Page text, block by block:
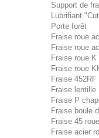
Support de
Lubrifiant
Porte forêt
Fraise roue
Fraise roue
Fraise roue K
Fraise roue
Fraise
Fraise lentille
Fraise P
Fraise boule
Fraise 45
Fraise acier